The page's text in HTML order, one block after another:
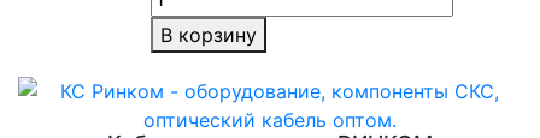
В корзину